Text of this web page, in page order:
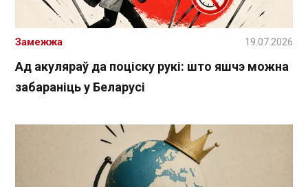
Ад акуляраў да поціску рукі: што яшчэ можна
забараніць у Беларусі
Замежжа 19.07.2026